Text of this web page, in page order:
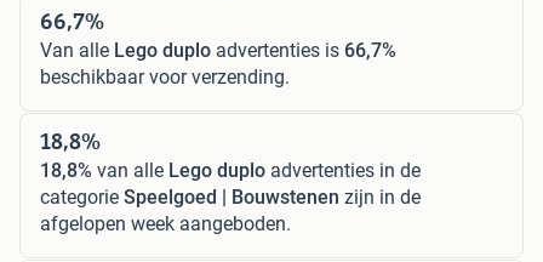
66,7%
Van alle Lego duplo advertenties is 66,7%
beschikbaar voor verzending.
18,8%
18,8% van alle Lego duplo advertenties in de
categorie Speelgoed | Bouwstenen zijn in de
afgelopen week aangeboden.